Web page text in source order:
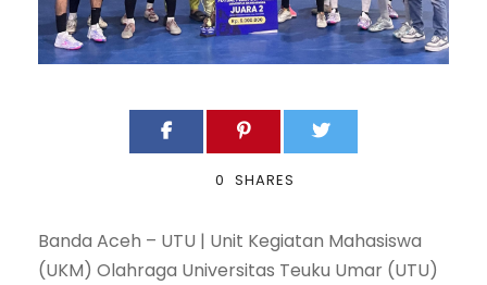
0 SHARES
Banda Aceh – UTU | Unit Kegiatan Mahasiswa
(UKM) Olahraga Universitas Teuku Umar (UTU)